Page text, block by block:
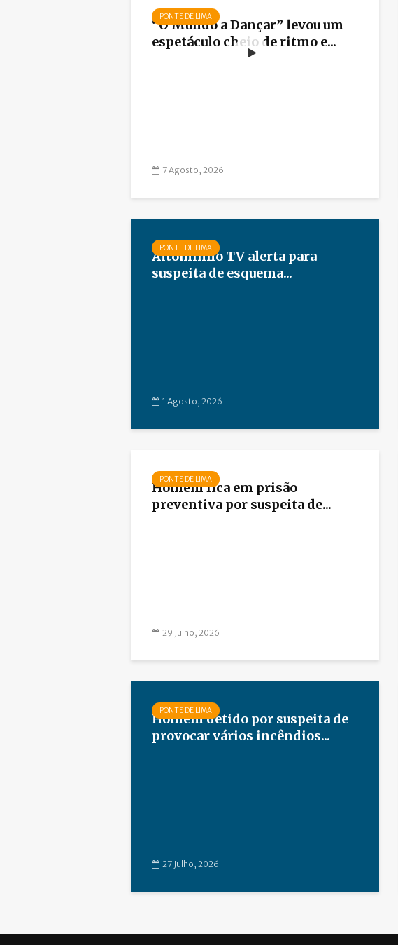
PONTE DE LIMA
“O Mundo a Dançar” levou um
espetáculo cheio de ritmo e...
7 Agosto, 2026
PONTE DE LIMA
Altominho TV alerta para
suspeita de esquema...
1 Agosto, 2026
PONTE DE LIMA
Homem fica em prisão
preventiva por suspeita de...
29 Julho, 2026
PONTE DE LIMA
Homem detido por suspeita de
provocar vários incêndios...
27 Julho, 2026